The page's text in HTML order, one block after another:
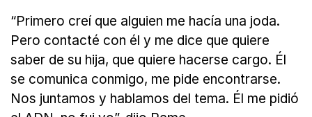
“Primero creí que alguien me hacía una joda.
Pero contacté con él y me dice que quiere
saber de su hija, que quiere hacerse cargo. Él
se comunica conmigo, me pide encontrarse.
Nos juntamos y hablamos del tema. Él me pidió